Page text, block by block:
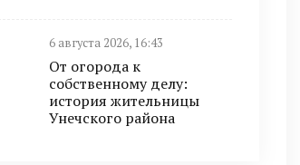
6 августа 2026, 16:43
От огорода к
собственному делу:
история жительницы
Унечского района